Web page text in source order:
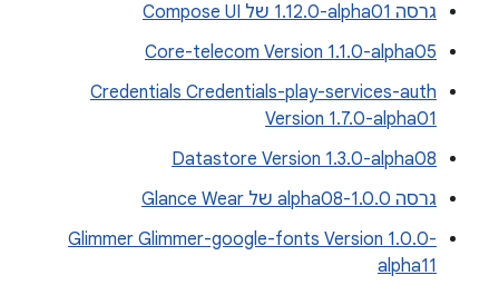
גרסה ‎1.12.0-alpha01 של Compose UI
Core-telecom Version 1.1.0-alpha05
Credentials Credentials-play-services-auth
Version 1.7.0-alpha01
Datastore Version 1.3.0-alpha08
גרסה 1.0.0-alpha08 של Glance Wear
Glimmer Glimmer-google-fonts Version 1.0.0-
alpha11